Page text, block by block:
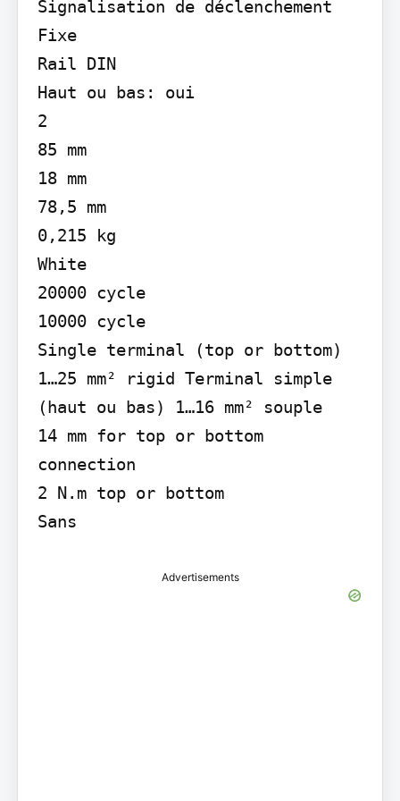
Signalisation de déclenchement
Fixe
Rail DIN
Haut ou bas: oui
2
85 mm
18 mm
78,5 mm
0,215 kg
White
20000 cycle
10000 cycle
Single terminal (top or bottom)
1…25 mm² rigid Terminal simple
(haut ou bas) 1…16 mm² souple
14 mm for top or bottom
connection
2 N.m top or bottom
Sans
Advertisements